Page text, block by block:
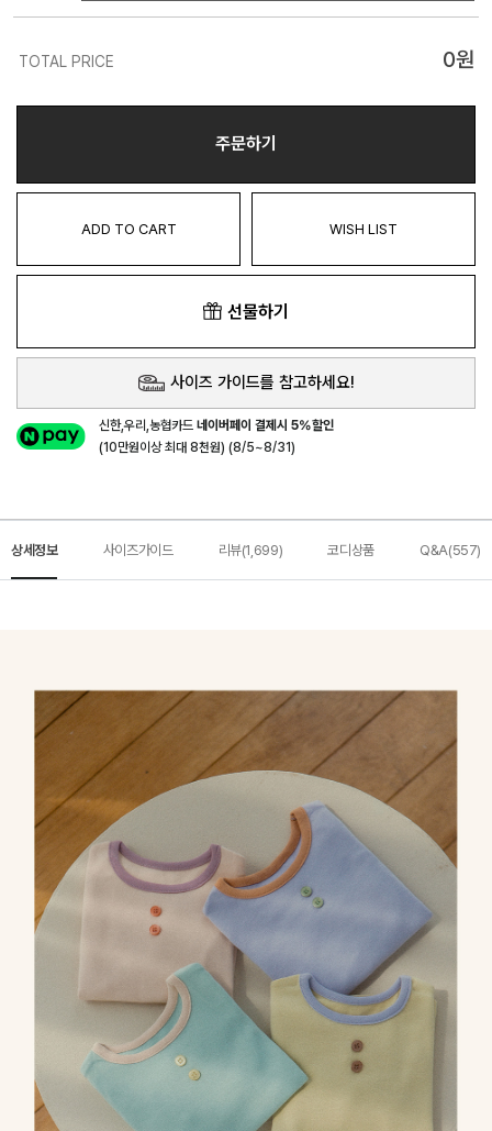
TOTAL PRICE 0원
주문하기
ADD TO CART WISH LIST
선물하기
사이즈 가이드를 참고하세요!
신한,우리,농협카드네이버페이 결제시 5%할인
(10만원이상 최대 8천원) (8/5~8/31)
상세정보 사이즈가이드 리뷰(1,699) 코디상품 Q&A(557)